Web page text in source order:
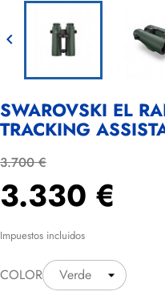

SWAROVSKI EL
TRACKING
3.700 €
3.330 €
Impuestos incluidos
COLOR